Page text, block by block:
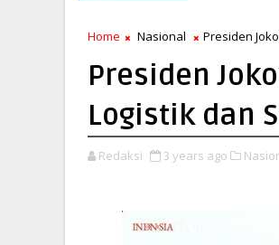
Home Nasional Presiden
Presiden
Logistik dan
Redaksi 3 years ago